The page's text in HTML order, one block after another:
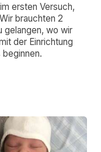
ersten Versuch,
brauchten 2
gelangen, wo wir
der Einrichtung